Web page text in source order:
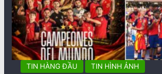
TIN HÀNG ĐẦU TIN HÌNH ẢNH